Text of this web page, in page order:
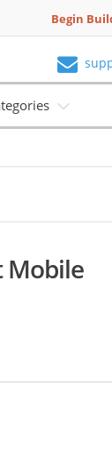
Begin
Mobile